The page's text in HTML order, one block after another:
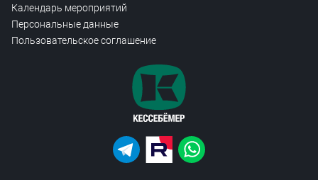
Календарь мероприятий
Персональные данные
Пользовательское соглашение